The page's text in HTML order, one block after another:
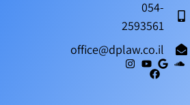
054-
2593561
office@dplaw.co.il